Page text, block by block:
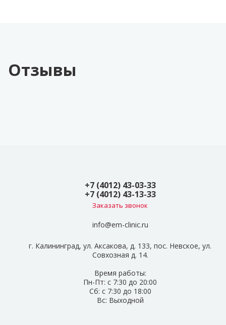
Отзывы
+7 (4012) 43-03-33
+7 (4012) 43-13-33
Заказать звонок
info@em-clinic.ru
г. Калининград, ул. Аксакова, д. 133, пос. Невское, ул.
Совхозная д. 14.
Время работы:
Пн-Пт: с 7:30 до 20:00
Сб: с 7:30 до 18:00
Вс: Выходной